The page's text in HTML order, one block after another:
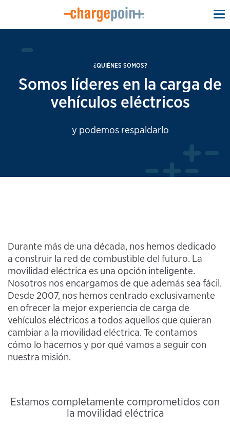
¿QUIÉNES SOMOS?
Somos líderes en la carga de
vehículos eléctricos
y podemos respaldarlo
Durante más de una década, nos hemos dedicado
a construir la red de combustible del futuro. La
movilidad eléctrica es una opción inteligente.
Nosotros nos encargamos de que además sea fácil.
Desde 2007, nos hemos centrado exclusivamente
en ofrecer la mejor experiencia de carga de
vehículos eléctricos a todos aquellos que quieran
cambiar a la movilidad eléctrica. Te contamos
cómo lo hacemos y por qué vamos a seguir con
nuestra misión.
Estamos completamente comprometidos con
la movilidad eléctrica